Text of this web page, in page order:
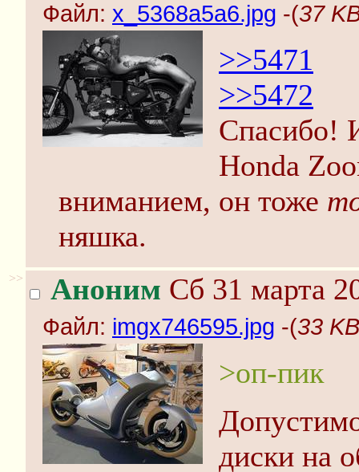
Файл: x_5368a5a6.jpg -(37
>>5471
>>5472
Спасибо!
Honda
вниманием, он тоже
няшка.
>> Аноним Сб 31 марта
Файл: imgx746595.jpg -(33
>оп-пик
диски на